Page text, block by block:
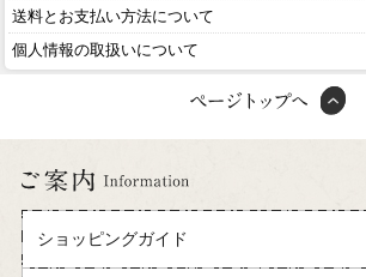
送料とお支払い方法について
個人情報の取扱いについて
ショッピングガイド